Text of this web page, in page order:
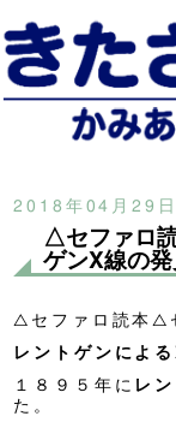
2018年04月29日
△セファロ
ゲンX線の
△セファロ読本△
レントゲンによ
１８９５年に レ
た。